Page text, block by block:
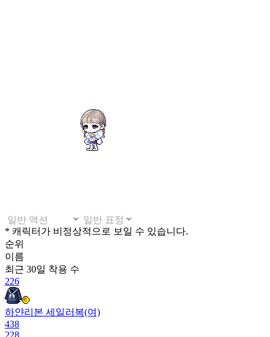
* 캐릭터가 비정상적으로 보일 수 있습니다.
순위
이름
최근 30일 착용 수
226
하얀리본 세일러복(여)
438